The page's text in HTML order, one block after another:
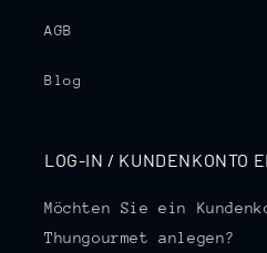
AGB
Blog
LOG-IN / KUNDENKONTO
Möchten Sie ein
Thungourmet anlegen?